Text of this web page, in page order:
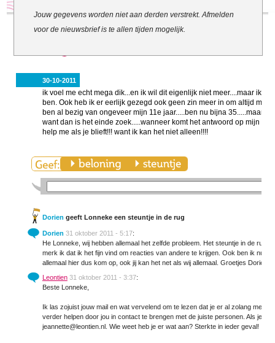
30-10-2011
ik voel me echt mega dik...en ik wil dit eigenlijk niet meer....maar ik
ben. Ook heb ik er eerlijk gezegd ook geen zin meer in om altijd
ben al bezig van ongeveer mijn 11e jaar.....ben nu bijna 35.....maar
want dan is het einde zoek.....wanneer komt het antwoord op mijn
help me als je blieft!!! want ik kan het niet alleen!!!!
Dorien geeft Lonneke een steuntje in de rug
Dorien 31 oktober 2011 - 5:17:
He Lonneke, wij hebben allemaal het zelfde probleem. Het steuntje in de rug
merk ik dat ik het fijn vind om reacties van andere te krijgen. Ook ben ik nu
allemaal hier dus kom op, ook jij kan het net als wij allemaal. Groetjes Dorien
Leontien 31 oktober 2011 - 3:37:
Beste Lonneke,
Ik las zojuist jouw mail en wat vervelend om te lezen dat je er al zolang mee
verder helpen door jou in contact te brengen met de juiste personen. Als je er
jeannette@leontien.nl. Wie weet heb je er wat aan? Sterkte in ieder geval!
Levertijd, retourneren, ruilen
Jouw gegevens worden niet aan derden verstrekt. Afmelden
voor de nieuwsbrief is te allen tijden mogelijk.